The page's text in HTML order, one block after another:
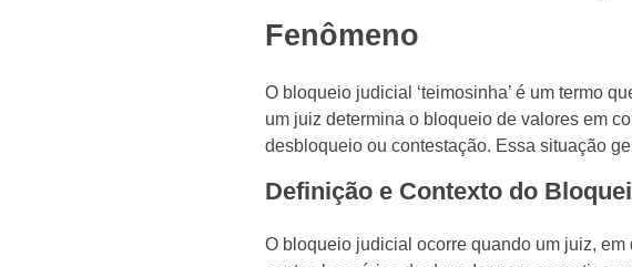
Fenômeno
O bloqueio judicial ‘teimosinha’ é um termo
um juiz determina o bloqueio de valores em
desbloqueio ou contestação. Essa situação
Definição e Contexto do
O bloqueio judicial ocorre quando um juiz,